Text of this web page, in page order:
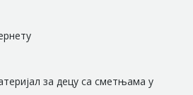
за децу са сметњама у